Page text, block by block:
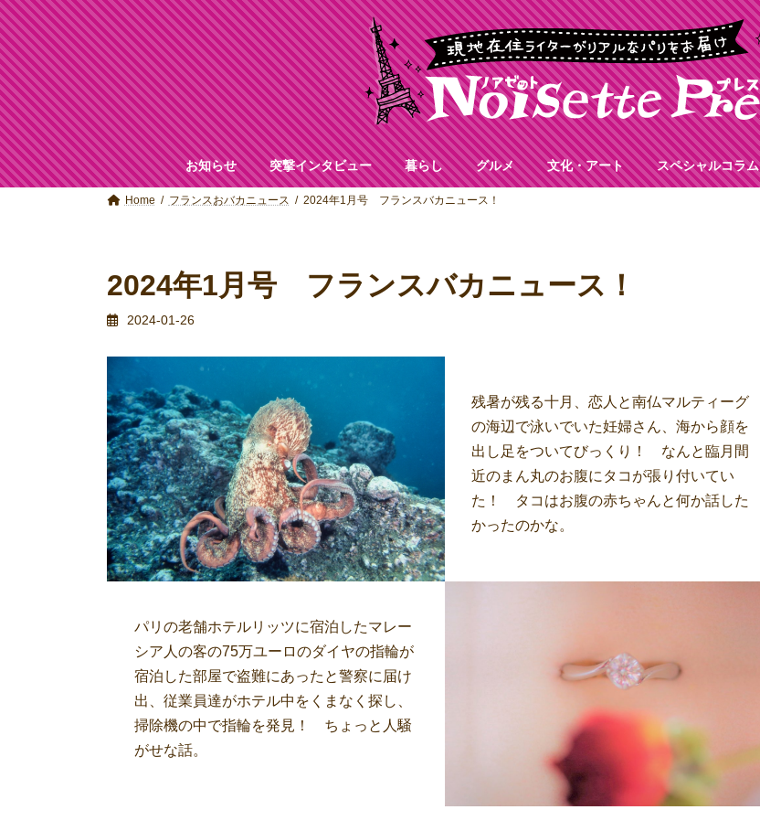
コ
ン
テ
ン
ツ
へ
ス
キ
ッ
プ
ナ
ビ
ゲ
ー
シ
ョ
ン
に
移
動
お知らせ 突撃インタビュー 暮らし グルメ 文化・アート スペシャルコラム
Home フランスおバカニュース 2024年1月号 フランスバカニュース！
2024年1月号 フランスバカニュース！
2024-01-26
残暑が残る十月、恋人と南仏マルティーグ
の海辺で泳いでいた妊婦さん、海から顔を
出し足をついてびっくり！ なんと臨月間
近のまん丸のお腹にタコが張り付いてい
た！ タコはお腹の赤ちゃんと何か話した
かったのかな。
パリの老舗ホテルリッツに宿泊したマレー
シア人の客の75万ユーロのダイヤの指輪が
宿泊した部屋で盗難にあったと警察に届け
出、従業員達がホテル中をくまなく探し、
掃除機の中で指輪を発見！ ちょっと人騒
がせな話。